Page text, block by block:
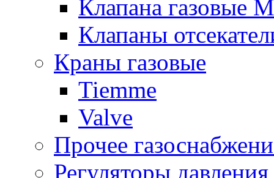
Клапана газовые
Клапаны
Краны газовые
Tiemme
Valve
Прочее
Регуляторы давления